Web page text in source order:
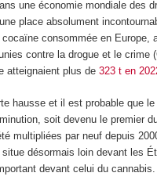
une économie mondiale des
place absolument
consommée en Europe,
contre la drogue et le crime
atteignaient plus de323 t en
hausse et il est probable que
soit devenu le premier
multipliées par neuf depuis
situe désormais loin devant les
devant celui du cannabis.